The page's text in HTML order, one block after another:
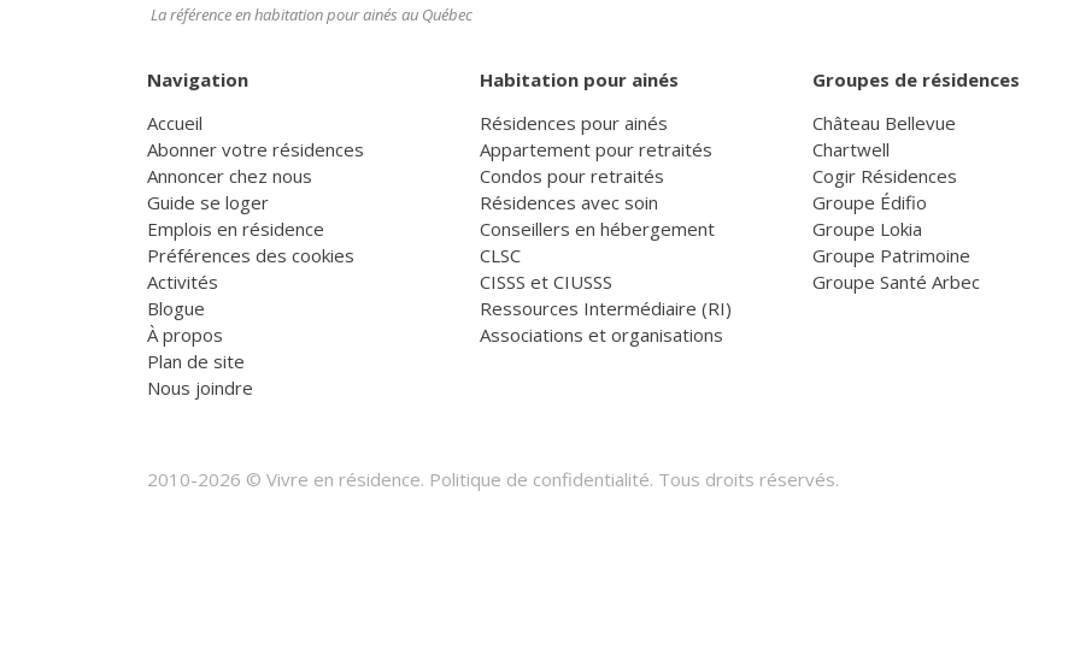
La référence en habitation pour ainés au Québec
Navigation
Accueil
Abonner votre résidences
Annoncer chez nous
Guide se loger
Emplois en résidence
Préférences des cookies
Activités
Blogue
À propos
Plan de site
Nous joindre
Habitation pour ainés
Résidences pour ainés
Appartement pour retraités
Condos pour retraités
Résidences avec soin
Conseillers en hébergement
CLSC
CISSS et CIUSSS
Ressources Intermédiaire (RI)
Associations et organisations
Groupes de résidences
Château Bellevue
Chartwell
Cogir Résidences
Groupe Édifio
Groupe Lokia
Groupe Patrimoine
Groupe Santé Arbec
2010-2026 © Vivre en résidence. Politique de confidentialité. Tous droits réservés.